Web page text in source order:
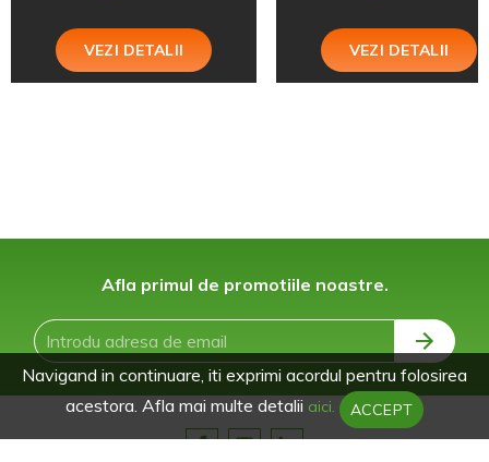
VEZI DETALII VEZI DETALII
Afla primul de promotiile noastre.
Navigand in continuare, iti exprimi acordul pentru folosirea
acestora. Afla mai multe detalii aici. ACCEPT